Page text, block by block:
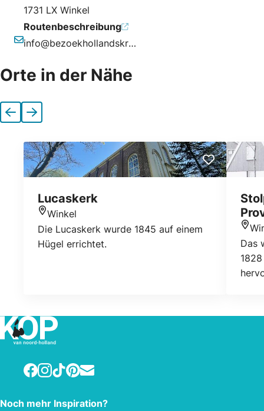
1731 LX Winkel
Routenbeschreibung
E-Mail-Adresse
info@bezoekhollandskroon.nl
Orte in der Nähe
VorherigeNächste
Lucaskerk
Winkel
Die Lucaskerk wurde 1845 auf einem
Hügel errichtet.
Das
Facebook
Instagram
TikTokPinterest
E-mail
Noch mehr Inspiration?